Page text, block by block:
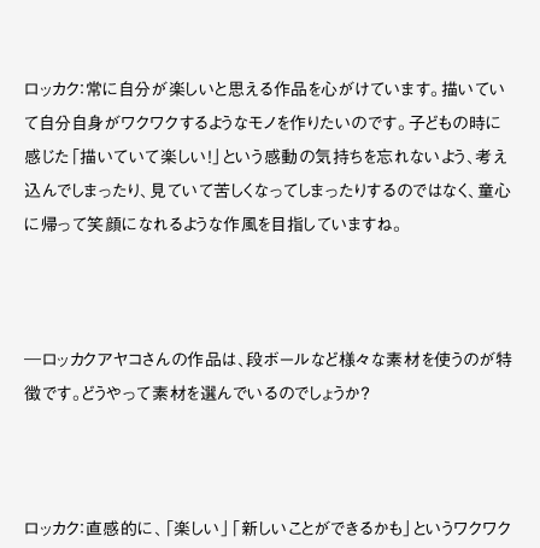
ロッカク：常に自分が楽しいと思える作品を心がけています。描いてい
て自分自身がワクワクするようなモノを作りたいのです。子どもの時に
感じた「描いていて楽しい！」という感動の気持ちを忘れないよう、考え
込んでしまったり、見ていて苦しくなってしまったりするのではなく、童心
に帰って笑顔になれるような作風を目指していますね。
―ロッカクアヤコさんの作品は、段ボールなど様々な素材を使うのが特
徴です。どうやって素材を選んでいるのでしょうか？
ロッカク：直感的に、「楽しい」「新しいことができるかも」というワクワク